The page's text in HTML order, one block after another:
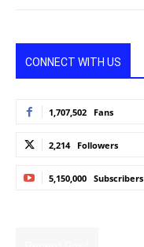
CONNECT WITH US
1,707,502 Fans
2,214 Followers
5,150,000 Subscribers